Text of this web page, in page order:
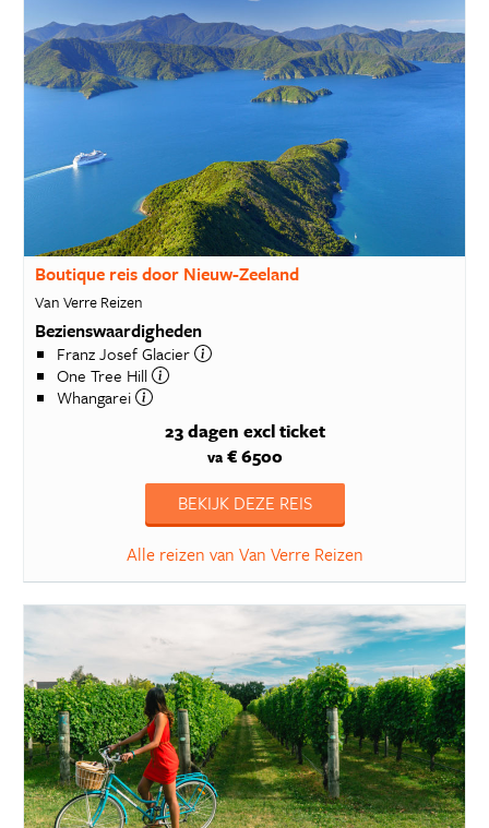
Boutique reis door Nieuw-Zeeland
Van Verre Reizen
Bezienswaardigheden
Franz Josef Glacier
One Tree Hill
Whangarei
23 dagen excl ticket
va€ 6500
BEKIJK DEZE REIS
Alle reizen van Van Verre Reizen